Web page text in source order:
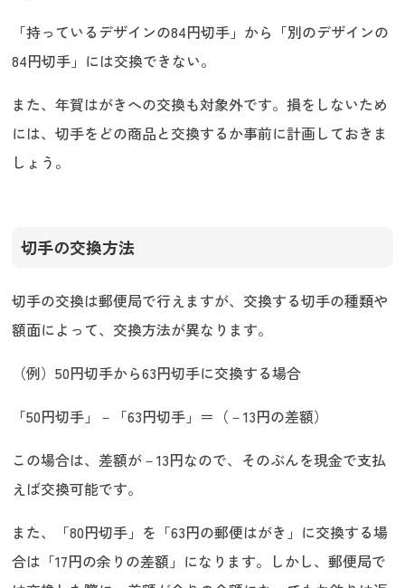
「持っているデザインの84円切手」から「別のデザインの
84円切手」には交換できない。
また、年賀はがきへの交換も対象外です。損をしないため
には、切手をどの商品と交換するか事前に計画しておきま
しょう。
切手の交換方法
切手の交換は郵便局で行えますが、交換する切手の種類や
額面によって、交換方法が異なります。
（例）50円切手から63円切手に交換する場合
「50円切手」－「63円切手」＝（－13円の差額）
この場合は、差額が－13円なので、そのぶんを現金で支払
えば交換可能です。
また、「80円切手」を「63円の郵便はがき」に交換する場
合は「17円の余りの差額」になります。しかし、郵便局で